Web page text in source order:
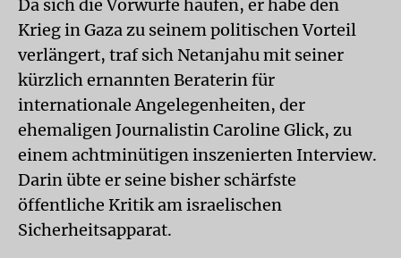
Da sich die Vorwürfe häufen, er habe den
Krieg in Gaza zu seinem politischen Vorteil
verlängert, traf sich Netanjahu mit seiner
kürzlich ernannten Beraterin für
internationale Angelegenheiten, der
ehemaligen Journalistin Caroline Glick, zu
einem achtminütigen inszenierten Interview.
Darin übte er seine bisher schärfste
öffentliche Kritik am israelischen
Sicherheitsapparat.